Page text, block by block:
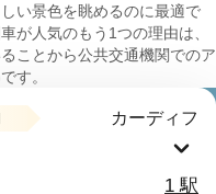
い景色を眺めるのに最適で
が人気のもう1つの理由は、
ことから公共交通機関でのア
す。
カーディフ
1 駅